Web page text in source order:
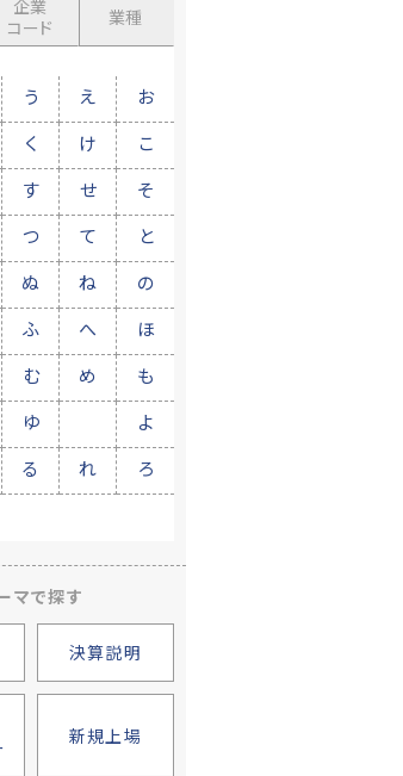
企業
コード
業種
う え お
く け こ
す せ そ
つ て と
ぬ ね の
ふ へ ほ
む め も
ゆ よ
る れ ろ
マで探す
決算説明
新規上場